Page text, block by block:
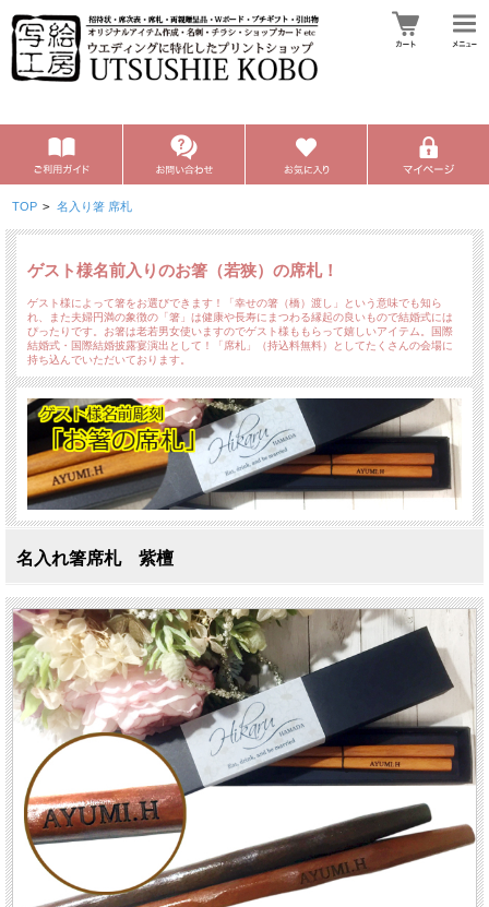
TOP > 名入り箸 席札
ゲスト様名前入りのお箸（若狭）の席札！
ゲスト様によって箸をお選びできます！「幸せの箸（橋）渡し」という意味でも知ら
れ、また夫婦円満の象徴の「箸」は健康や長寿にまつわる縁起の良いもので結婚式には
ぴったりです。お箸は老若男女使いますのでゲスト様ももらって嬉しいアイテム。国際
結婚式・国際結婚披露宴演出として！「席札」（持込料無料）としてたくさんの会場に
持ち込んでいただいております。
名入れ箸席札 紫檀